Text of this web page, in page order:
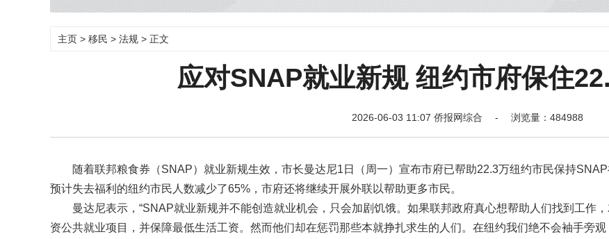
主页 > 移民 > 法规 > 正文
应对SNAP就业新规 纽约市府保住
2026-06-03 11:07 侨报网综合 - 浏览量：484988
随着联邦粮食券（SNAP）就业新规生效，市长曼达尼1日（周一）宣布市府已帮助22.3万纽约市民保持
预计失去福利的纽约市民人数减少了65%，市府还将继续开展外联以帮助更多市民。
曼达尼表示，“SNAP就业新规并不能创造就业机会，只会加剧饥饿。如果联邦政府真心想帮助人们找到工作
资公共就业项目，并保障最低生活工资。然而他们却在惩罚那些本就挣扎求生的人们。在纽约我们绝不会袖手旁观